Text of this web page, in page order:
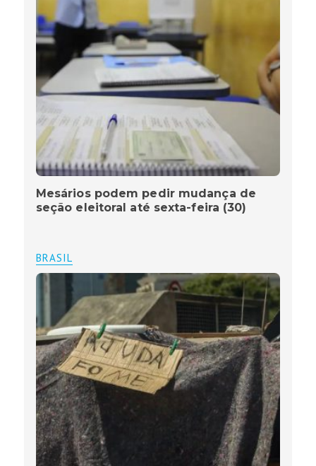
Mesários podem pedir mudança de
seção eleitoral até sexta-feira (30)
BRASIL